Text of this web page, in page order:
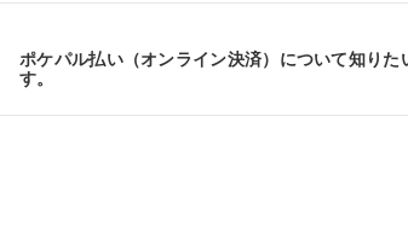
ポケパル払い（オンライン決済）について知りた
す。